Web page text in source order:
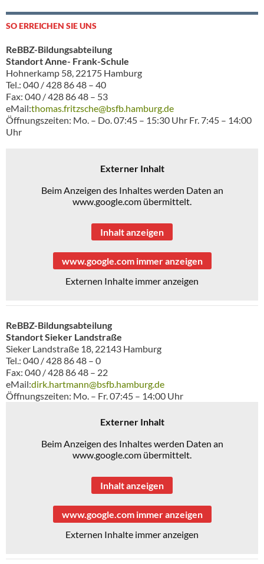
SO ERREICHEN SIE UNS
ReBBZ-Bildungsabteilung
Standort Anne- Frank-Schule
Hohnerkamp 58, 22175 Hamburg
Tel.: 040 / 428 86 48 – 40
Fax: 040 / 428 86 48 – 53
eMail:thomas.fritzsche@bsfb.hamburg.de
Öffnungszeiten: Mo. – Do. 07:45 – 15:30 Uhr Fr. 7:45 – 14:00
Uhr
Externer Inhalt
Beim Anzeigen des Inhaltes werden Daten an
www.google.com übermittelt.
Inhalt anzeigen
www.google.com immer anzeigen
Externen Inhalte immer anzeigen
ReBBZ-Bildungsabteilung
Standort Sieker Landstraße
Sieker Landstraße 18, 22143 Hamburg
Tel.: 040 / 428 86 48 – 0
Fax: 040 / 428 86 48 – 22
eMail:dirk.hartmann@bsfb.hamburg.de
Öffnungszeiten: Mo. – Fr. 07:45 – 14:00 Uhr
Externer Inhalt
Beim Anzeigen des Inhaltes werden Daten an
www.google.com übermittelt.
Inhalt anzeigen
www.google.com immer anzeigen
Externen Inhalte immer anzeigen